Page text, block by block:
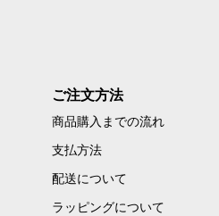
ご注文方法
商品購入までの流れ
支払方法
配送について
ラッピングについて